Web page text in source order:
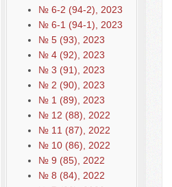
№ 6-2 (94-2), 2023
№ 6-1 (94-1), 2023
№ 5 (93), 2023
№ 4 (92), 2023
№ 3 (91), 2023
№ 2 (90), 2023
№ 1 (89), 2023
№ 12 (88), 2022
№ 11 (87), 2022
№ 10 (86), 2022
№ 9 (85), 2022
№ 8 (84), 2022